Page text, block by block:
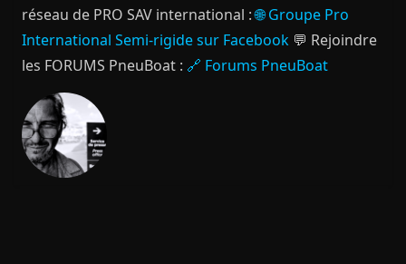
réseau de PRO SAV international :🌐 Groupe Pro
International Semi-rigide sur Facebook 💬 Rejoindre
les FORUMS PneuBoat : 🔗 Forums PneuBoat